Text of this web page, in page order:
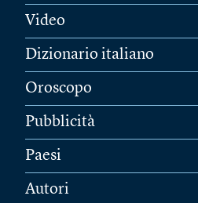
Video
Dizionario italiano
Oroscopo
Pubblicità
Paesi
Autori